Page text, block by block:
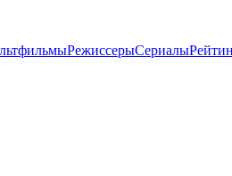
РежиссерыСериалы